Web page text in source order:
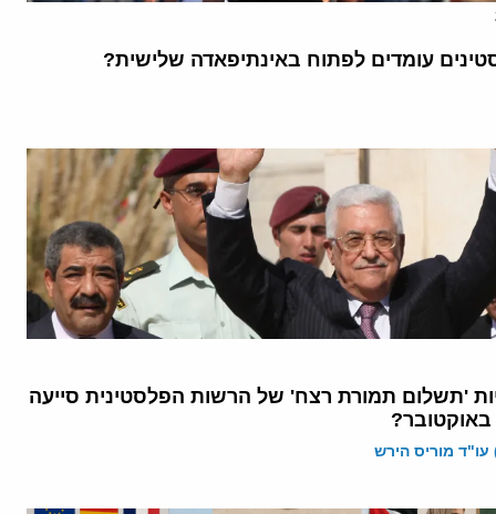
עומדים לפתוח באינתיפאדה שלישית?
'תשלום תמורת רצח' של הרשות הפלסטינית סייעה
מוריס הירש